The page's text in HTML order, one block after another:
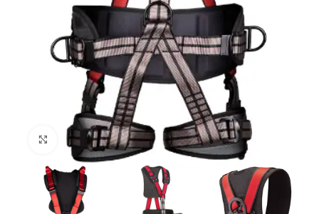
Clique para ampliar